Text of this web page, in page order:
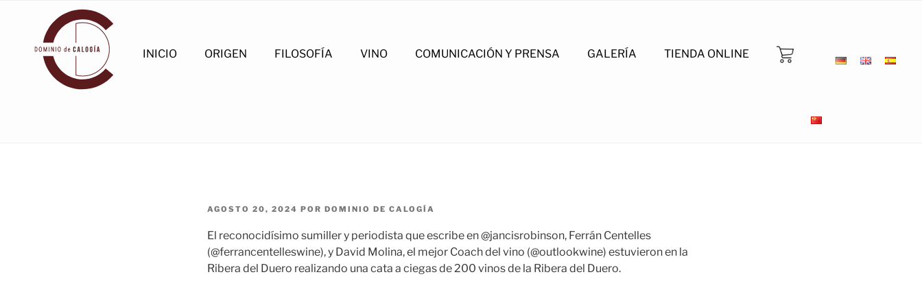
contenido
INICIO
ORIGEN FILOSOFÍA VINO COMUNICACIÓN Y PRENSA GALERÍA TIENDA ONLINE
PUBLICADO
AGOSTO 20, 2024 POR DOMINIO DE CALOGÍA
El reconocidísimo sumiller y periodista que escribe en @jancisrobinson, Ferrán Centelles
(@ferrancentelleswine), y David Molina, el mejor Coach del vino (@outlookwine) estuvieron en la
Ribera del Duero realizando una cata a ciegas de 200 vinos de la Ribera del Duero.